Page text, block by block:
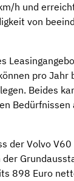
h und
von
pro Jahr
Beides
Bedürfnissen
der Volvo
der
898 Euro